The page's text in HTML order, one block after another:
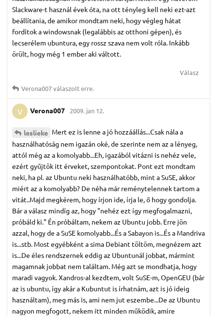
Slackware-t használ évek óta, na ott tényleg kell neki ezt-azt
beállítania, de amikor mondtam neki, hogy végleg hátat
fordítok a windowsnak (legalábbis az otthoni gépen), és
lecserélem ubuntura, egy rossz szava nem volt róla. Inkább
örült, hogy még 1 ember aki váltott.
Válasz
Verona007válaszolt erre.
V Verona007 2009. jan 12.
leslieke Mert ez is lenne a jó hozzáállás...Csak nála a
használhatóság nem igazán oké, de szerinte nem az a lényeg,
attól még az a komolyabb...Eh, igazából vitázni is nehéz vele,
ezért gyűjtök itt érveket, szempontokat. Pont ezt mondtam
neki, ha pl. az Ubuntu neki használhatóbb, mint a SuSE, akkor
miért az a komolyabb? De néha már reménytelennek tartom a
vitát..Majd megkérem, hogy írjon ide, írja le, ő hogy gondolja.
Bár a válasz mindíg az, hogy "nehéz ezt így megfogalmazni,
próbáld ki." Én próbáltam, nekem az Ubuntu jobb. Erre jön
azzal, hogy de a SuSE komolyabb...És a Sabayon is...És a Mandriva
is...stb. Most egyébként a sima Debiant töltöm, megnézem azt
is...De éles rendszernek eddig az Ubuntunál jobbat, mármint
magamnak jobbat nem találtam. Még azt se mondhatja, hogy
maradi vagyok. Xandros-al kezdtem, volt SuSE-m, OpenGEU (bár
az is ubuntu, így akár a Kubuntut is írhatnám, azt is jó ideig
használtam), meg más is, ami nem jut eszembe...De az Ubuntu
nagyon megfogott, nekem itt minden működik, amire